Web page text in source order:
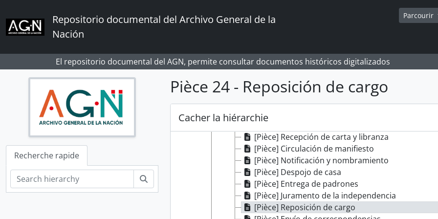
Repositorio documental del Archivo General de la
Nación
Parcourir
El repositorio documental del AGN, permite consultar documentos históricos digitalizados
Recherche rapide
Pièce 24 - Reposición de cargo
Cacher la hiérarchie
[Pièce] Pésame/Asuntos particulares y
[Pièce] Razón glosada y jurada
[Pièce] Cárcel
[Pièce] Pago de contribución
[Pièce] Remisión de cuentas
[Pièce] Depósito de cantidad de pesos
[Pièce] Correo
[Pièce] Traslados
[Pièce] Recepción de carta y libranza
[Pièce] Circulación de manifiesto
[Pièce] Notificación y nombramiento
[Pièce] Despojo de casa
[Pièce] Entrega de padrones
[Pièce] Juramento de la independencia
[Pièce] Reposición de cargo